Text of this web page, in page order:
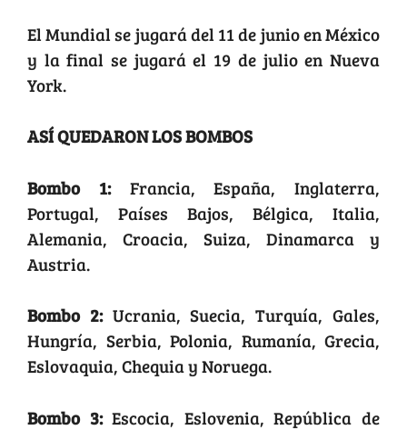
El Mundial se jugará del 11 de junio en México
y la final se jugará el 19 de julio en Nueva
York.
ASÍ QUEDARON LOS BOMBOS
Bombo 1:Francia, España, Inglaterra,
Portugal, Países Bajos, Bélgica, Italia,
Alemania, Croacia, Suiza, Dinamarca y
Austria.
Bombo 2:Ucrania, Suecia, Turquía, Gales,
Hungría, Serbia, Polonia, Rumanía, Grecia,
Eslovaquia, Chequia y Noruega.
Bombo 3:Escocia, Eslovenia, República de